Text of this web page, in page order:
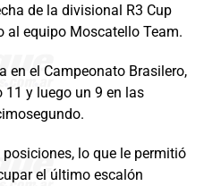
de la divisional R3 Cup
al equipo Moscatello Team.
en el Campeonato Brasilero,
y luego un 9 en las
lo que le permitió
el último escalón